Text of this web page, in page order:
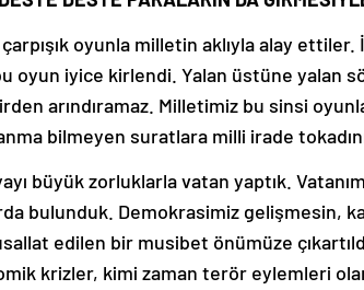
oyunla milletin aklıyla alay
oyun iyice kirlendi. Yalan üstüne yalan
arındıramaz. Milletimiz bu sinsi
bilmeyen suratlara milli irade
büyük zorluklarla vatan yaptık.
bulunduk. Demokrasimiz gelişmesin,
edilen bir musibet önümüze
krizler, kimi zaman terör eylemleri